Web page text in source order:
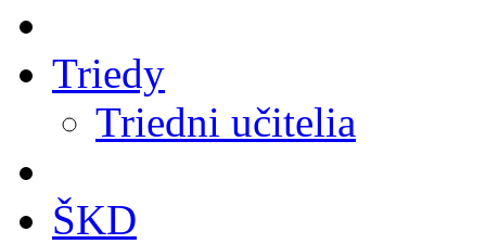
Triedy
Triedni učitelia
ŠKD